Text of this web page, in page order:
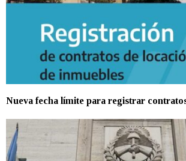
Nueva fecha límite para registrar